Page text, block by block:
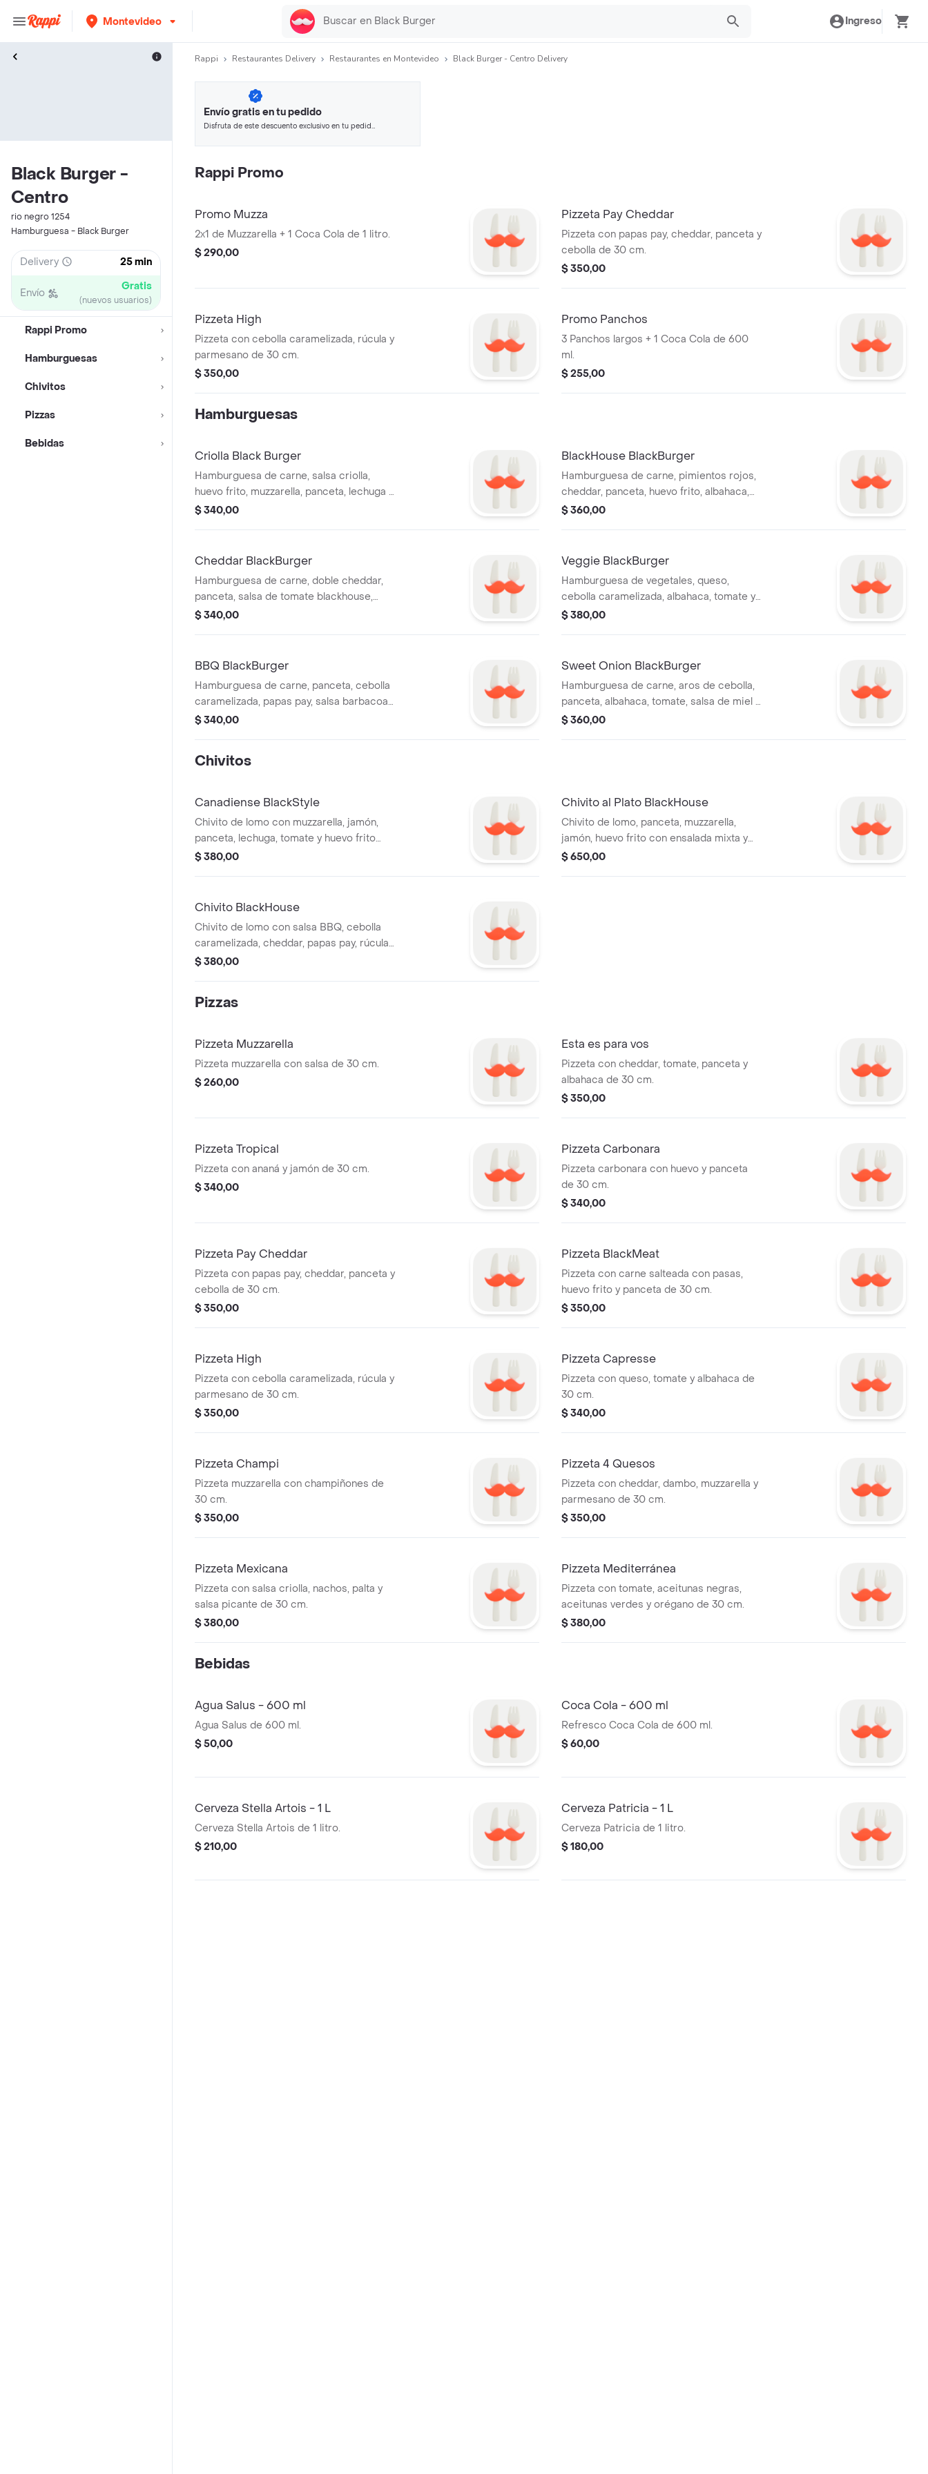
Montevideo Ingreso
Black Burger -
Centro
rio negro 1254
Hamburguesa - Black Burger
Delivery 25 min
Envío Gratis
(nuevos usuarios)
Rappi Promo
Hamburguesas
Chivitos
Pizzas
Bebidas
Rappi Restaurantes Delivery Restaurantes en Montevideo Black Burger - Centro Delivery
Envío gratis en tu pedido
Disfruta de este descuento exclusivo en tu pedido
Rappi Promo
Promo Muzza
2x1 de Muzzarella + 1 Coca Cola de 1 litro.
$ 290,00
Pizzeta Pay Cheddar
Pizzeta con papas pay, cheddar, panceta y
cebolla de 30 cm.
$ 350,00
Pizzeta High
Pizzeta con cebolla caramelizada, rúcula y
parmesano de 30 cm.
$ 350,00
Promo Panchos
3 Panchos largos + 1 Coca Cola de 600
ml.
$ 255,00
Hamburguesas
Criolla Black Burger
Hamburguesa de carne, salsa criolla,
huevo frito, muzzarella, panceta, lechuga y
tomate con papas fritas.
$ 340,00
BlackHouse BlackBurger
Hamburguesa de carne, pimientos rojos,
cheddar, panceta, huevo frito, albahaca,
tomate y ketchup con papas fritas.
$ 360,00
Cheddar BlackBurger
Hamburguesa de carne, doble cheddar,
panceta, salsa de tomate blackhouse,
albahaca y tomate con papas fritas.
$ 340,00
Veggie BlackBurger
Hamburguesa de vegetales, queso,
cebolla caramelizada, albahaca, tomate y
ketchup con papas fritas.
$ 380,00
BBQ BlackBurger
Hamburguesa de carne, panceta, cebolla
caramelizada, papas pay, salsa barbacoa,
albahaca y tomate con papas fritas.
$ 340,00
Sweet Onion BlackBurger
Hamburguesa de carne, aros de cebolla,
panceta, albahaca, tomate, salsa de miel y
mostaza con papas fritas.
$ 360,00
Chivitos
Canadiense BlackStyle
Chivito de lomo con muzzarella, jamón,
panceta, lechuga, tomate y huevo frito
con papas fritas.
$ 380,00
Chivito al Plato BlackHouse
Chivito de lomo, panceta, muzzarella,
jamón, huevo frito con ensalada mixta y
papas fritas.
$ 650,00
Chivito BlackHouse
Chivito de lomo con salsa BBQ, cebolla
caramelizada, cheddar, papas pay, rúcula
y tomate con papas fritas.
$ 380,00
Pizzas
Pizzeta Muzzarella
Pizzeta muzzarella con salsa de 30 cm.
$ 260,00
Esta es para vos
Pizzeta con cheddar, tomate, panceta y
albahaca de 30 cm.
$ 350,00
Pizzeta Tropical
Pizzeta con ananá y jamón de 30 cm.
$ 340,00
Pizzeta Carbonara
Pizzeta carbonara con huevo y panceta
de 30 cm.
$ 340,00
Pizzeta Pay Cheddar
Pizzeta con papas pay, cheddar, panceta y
cebolla de 30 cm.
$ 350,00
Pizzeta BlackMeat
Pizzeta con carne salteada con pasas,
huevo frito y panceta de 30 cm.
$ 350,00
Pizzeta High
Pizzeta con cebolla caramelizada, rúcula y
parmesano de 30 cm.
$ 350,00
Pizzeta Capresse
Pizzeta con queso, tomate y albahaca de
30 cm.
$ 340,00
Pizzeta Champi
Pizzeta muzzarella con champiñones de
30 cm.
$ 350,00
Pizzeta 4 Quesos
Pizzeta con cheddar, dambo, muzzarella y
parmesano de 30 cm.
$ 350,00
Pizzeta Mexicana
Pizzeta con salsa criolla, nachos, palta y
salsa picante de 30 cm.
$ 380,00
Pizzeta Mediterránea
Pizzeta con tomate, aceitunas negras,
aceitunas verdes y orégano de 30 cm.
$ 380,00
Bebidas
Agua Salus - 600 ml
Agua Salus de 600 ml.
$ 50,00
Coca Cola - 600 ml
Refresco Coca Cola de 600 ml.
$ 60,00
Cerveza Stella Artois - 1 L
Cerveza Stella Artois de 1 litro.
$ 210,00
Cerveza Patricia - 1 L
Cerveza Patricia de 1 litro.
$ 180,00